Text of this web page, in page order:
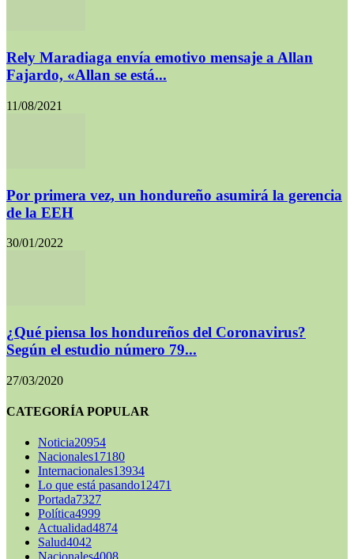
Rely Maradiaga envía emotivo mensaje a Allan
Fajardo, «Allan se está...
11/08/2021
Por primera vez, un hondureño asumirá la gerencia
de la EEH
30/01/2022
¿Qué piensa los hondureños del Coronavirus?
Según el estudio número 79...
27/03/2020
CATEGORÍA POPULAR
Noticia20954
Nacionales17180
Internacionales13934
Lo que está pasando12471
Portada7327
Política4999
Actualidad4874
Salud4042